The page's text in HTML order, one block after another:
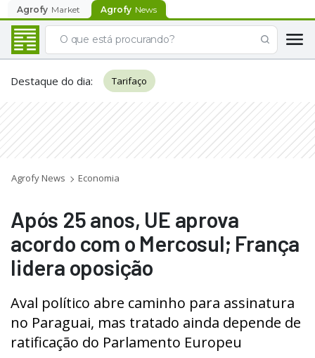
Agrofy Market Agrofy News
Destaque do dia: Tarifaço
Agrofy News Economia
Após 25 anos, UE aprova
acordo com o Mercosul; França
lidera oposição
Aval político abre caminho para assinatura
no Paraguai, mas tratado ainda depende de
ratificação do Parlamento Europeu